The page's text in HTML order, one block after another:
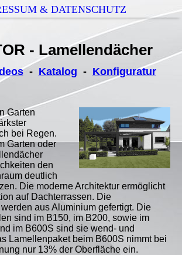
& DATENSCHUTZ
- Lamellendächer
- Katalog - Konfiguratur
Garten
bei Regen.
Garten oder
den
deutlich
Die moderne Architektur ermöglicht
auf Dachterrassen. Die
aus Aluminium gefertigt. Die
sind im B150, im B200, sowie im
im B600S sind sie wend- und
Lamellenpaket beim B600S nimmt bei
nur 13% der Oberfläche ein.